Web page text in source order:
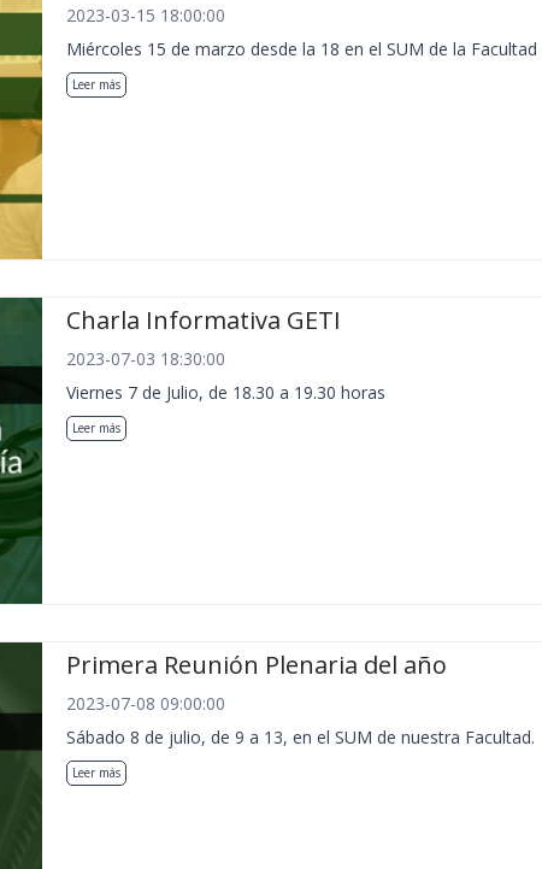
2023-03-15 18:00:00
Miércoles 15 de marzo desde la 18 en el SUM de la Facultad
Leer más
Charla Informativa GETI
2023-07-03 18:30:00
Viernes 7 de Julio, de 18.30 a 19.30 horas
Leer más
Primera Reunión Plenaria del año
2023-07-08 09:00:00
Sábado 8 de julio, de 9 a 13, en el SUM de nuestra Facultad.
Leer más